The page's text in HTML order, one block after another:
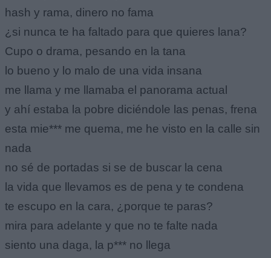
hash y rama, dinero no fama
¿si nunca te ha faltado para que quieres lana?
Cupo o drama, pesando en la tana
lo bueno y lo malo de una vida insana
me llama y me llamaba el panorama actual
y ahí estaba la pobre diciéndole las penas, frena
esta mie*** me quema, me he visto en la calle sin
nada
no sé de portadas si se de buscar la cena
la vida que llevamos es de pena y te condena
te escupo en la cara, ¿porque te paras?
mira para adelante y que no te falte nada
siento una daga, la p*** no llega